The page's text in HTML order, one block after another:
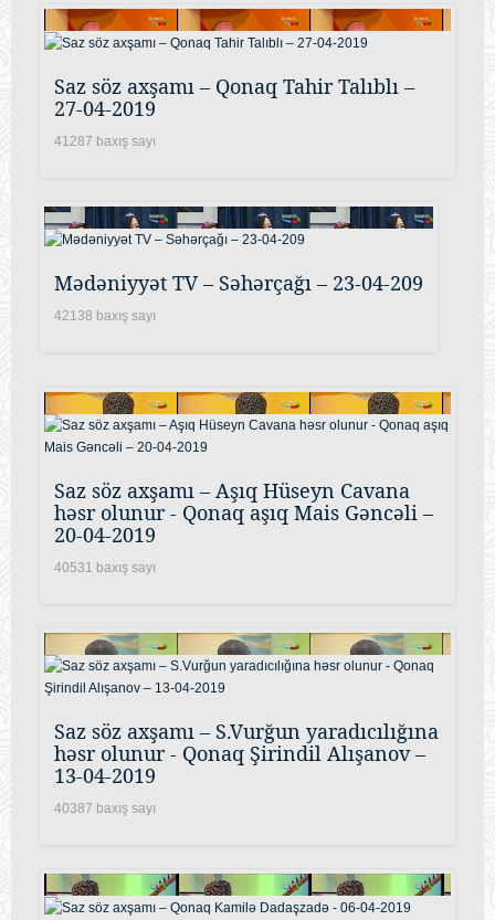
Saz söz axşamı – Qonaq Tahir Talıblı –
27-04-2019
41287 baxış sayı
Mədəniyyət TV – Səhərçağı – 23-04-209
42138 baxış sayı
Saz söz axşamı – Aşıq Hüseyn Cavana
həsr olunur - Qonaq aşıq Mais Gəncəli –
20-04-2019
40531 baxış sayı
Saz söz axşamı – S.Vurğun yaradıcılığına
həsr olunur - Qonaq Şirindil Alışanov –
13-04-2019
40387 baxış sayı